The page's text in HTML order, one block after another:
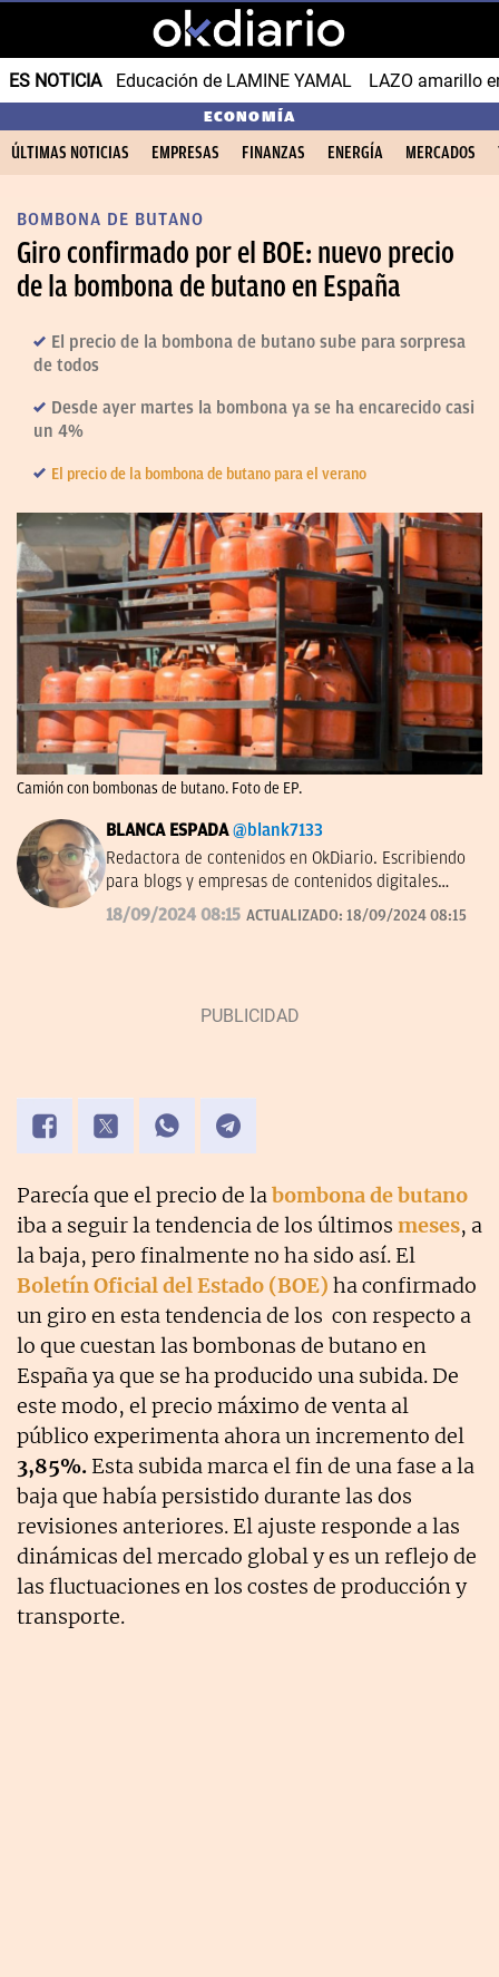
ES NOTICIA Educación de LAMINE YAMAL LAZO amarillo
ECONOMÍA
ÚLTIMAS NOTICIAS EMPRESAS FINANZAS ENERGÍA MERCADOS
BOMBONA DE BUTANO
Giro confirmado por el BOE: nuevo precio
de la bombona de butano en España
El precio de la bombona de butano sube para sorpresa
de todos
Desde ayer martes la bombona ya se ha encarecido casi
un 4%
El precio de la bombona de butano para el verano
Camión con bombonas de butano. Foto de EP.
BLANCA ESPADA @blank7133
Redactora de contenidos en OkDiario. Escribiendo
para blogs y empresas de contenidos digitales
desde 2007.
18/09/2024 08:15 ACTUALIZADO: 18/09/2024 08:15
Parecía que el precio de labombona de butano
iba a seguir la tendencia de los últimos meses, a
la baja, pero finalmente no ha sido así. El
Boletín Oficial del Estado (BOE) ha confirmado
un giro en esta tendencia de los con respecto a
lo que cuestan las bombonas de butano en
España ya que se ha producido una subida. De
este modo, el precio máximo de venta al
público experimenta ahora un incremento del
3,85%. Esta subida marca el fin de una fase a la
baja que había persistido durante las dos
revisiones anteriores. El ajuste responde a las
dinámicas del mercado global y es un reflejo de
las fluctuaciones en los costes de producción y
transporte.